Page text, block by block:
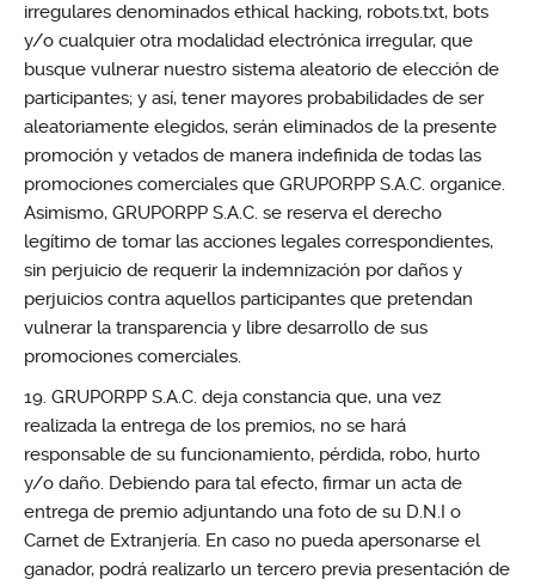
irregulares denominados ethical hacking, robots.txt, bots
y/o cualquier otra modalidad electrónica irregular, que
busque vulnerar nuestro sistema aleatorio de elección de
participantes; y así, tener mayores probabilidades de ser
aleatoriamente elegidos, serán eliminados de la presente
promoción y vetados de manera indefinida de todas las
promociones comerciales que GRUPORPP S.A.C. organice.
Asimismo, GRUPORPP S.A.C. se reserva el derecho
legítimo de tomar las acciones legales correspondientes,
sin perjuicio de requerir la indemnización por daños y
perjuicios contra aquellos participantes que pretendan
vulnerar la transparencia y libre desarrollo de sus
promociones comerciales.
GRUPORPP S.A.C. deja constancia que, una vez
realizada la entrega de los premios, no se hará
responsable de su funcionamiento, pérdida, robo, hurto
y/o daño. Debiendo para tal efecto, firmar un acta de
entrega de premio adjuntando una foto de su D.N.I o
Carnet de Extranjería. En caso no pueda apersonarse el
ganador, podrá realizarlo un tercero previa presentación de